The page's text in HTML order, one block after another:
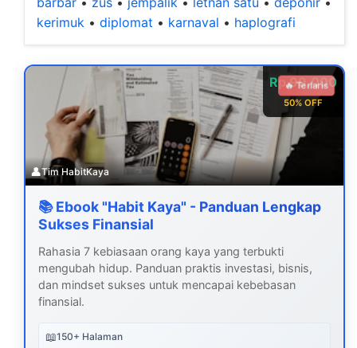
kerimuk • diplomat • karnaval • haplografi
Rp 99.000
50% OFF
🔥 Terlaris
👤Tim HabitKaya
📚 Ebook "Habit Kaya" - Panduan Lengkap
Sukses Finansial
Rahasia 7 kebiasaan orang kaya yang terbukti
mengubah hidup. Panduan praktis investasi, bisnis,
dan mindset sukses untuk mencapai kebebasan
finansial.
📖150+ Halaman